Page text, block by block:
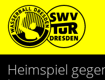
Start
Heimspiel